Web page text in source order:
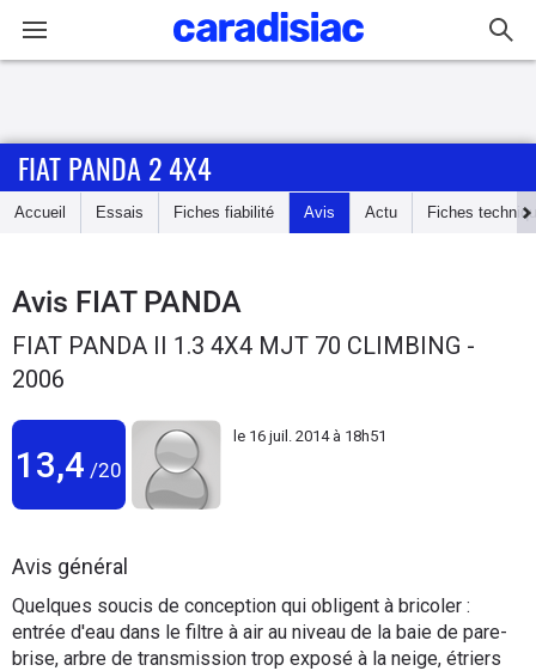
Accueil
Essais
Guide
d'achat
Utilitaires
Flottes
Services
FIAT PANDA 2 4X4
Accueil Essais Fiches fiabilité Avis Actu Fiches
Avis FIAT PANDA
FIAT PANDA II 1.3 4X4 MJT 70 CLIMBING -
2006
13,4 /20
le 16 juil. 2014 à 18h51
Avis général
Quelques soucis de conception qui obligent à bricoler :
entrée d'eau dans le filtre à air au niveau de la baie de pare-
brise, arbre de transmission trop exposé à la neige, étriers